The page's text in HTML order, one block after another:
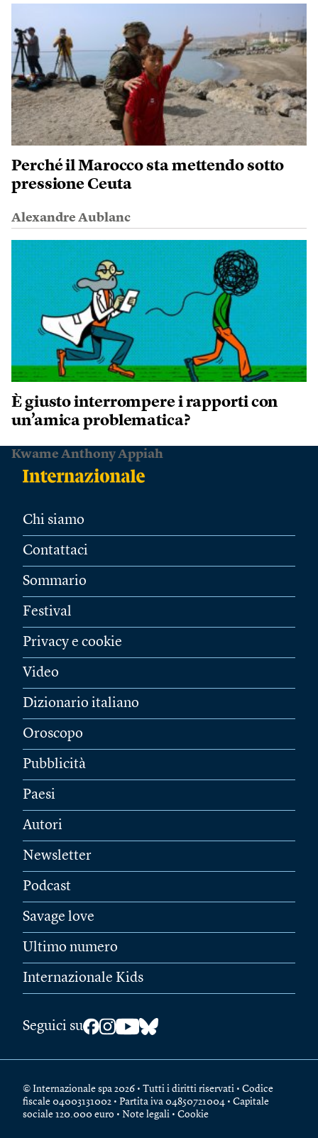
Perché il Marocco sta mettendo sotto
pressione Ceuta
Alexandre Aublanc
È giusto interrompere i rapporti con
un’amica problematica?
Kwame Anthony Appiah
Chi siamo
Contattaci
Sommario
Festival
Privacy e cookie
Video
Dizionario italiano
Oroscopo
Pubblicità
Paesi
Autori
Newsletter
Podcast
Savage love
Ultimo numero
Internazionale Kids
Seguici su
© Internazionale spa 2026 • Tutti i diritti riservati • Codice
fiscale 04003131002 • Partita iva 04850721004 • Capitale
sociale 120.000 euro • Note legali • Cookie